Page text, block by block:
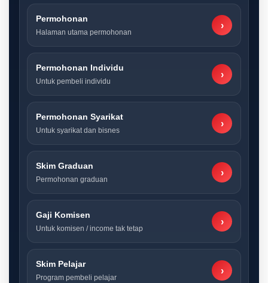
Permohonan
Halaman utama permohonan
›
Permohonan Individu
Untuk pembeli individu
›
Permohonan Syarikat
Untuk syarikat dan bisnes
›
Skim Graduan
Permohonan graduan
›
Gaji Komisen
Untuk komisen / income tak tetap
›
Skim Pelajar
Program pembeli pelajar
›